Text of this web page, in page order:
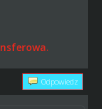
Odpowiedz